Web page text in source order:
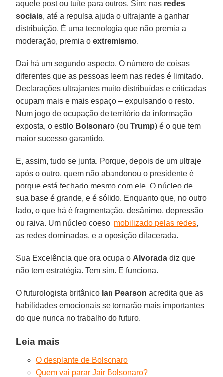
aquele post ou tuíte para outros. Sim: nas redes
sociais, até a repulsa ajuda o ultrajante a ganhar
distribuição. É uma tecnologia que não premia a
moderação, premia oextremismo.
Daí há um segundo aspecto. O número de coisas
diferentes que as pessoas leem nas redes é limitado.
Declarações ultrajantes muito distribuídas e criticadas
ocupam mais e mais espaço – expulsando o resto.
Num jogo de ocupação de território da informação
exposta, o estilo Bolsonaro (ouTrump) é o que tem
maior sucesso garantido.
E, assim, tudo se junta. Porque, depois de um ultraje
após o outro, quem não abandonou o presidente é
porque está fechado mesmo com ele. O núcleo de
sua base é grande, e é sólido. Enquanto que, no outro
lado, o que há é fragmentação, desânimo, depressão
ou raiva. Um núcleo coeso, mobilizado pelas redes,
as redes dominadas, e a oposição dilacerada.
Sua Excelência que ora ocupa o Alvorada diz que
não tem estratégia. Tem sim. E funciona.
O futurologista britânico Ian Pearson acredita que as
habilidades emocionais se tornarão mais importantes
do que nunca no trabalho do futuro.
Leia mais
O desplante de Bolsonaro
Quem vai parar Jair Bolsonaro?